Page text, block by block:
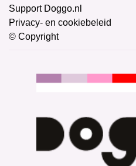
Support Doggo.nl
Privacy- en cookiebeleid
© Copyright